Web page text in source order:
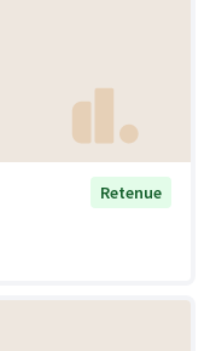
Retenue